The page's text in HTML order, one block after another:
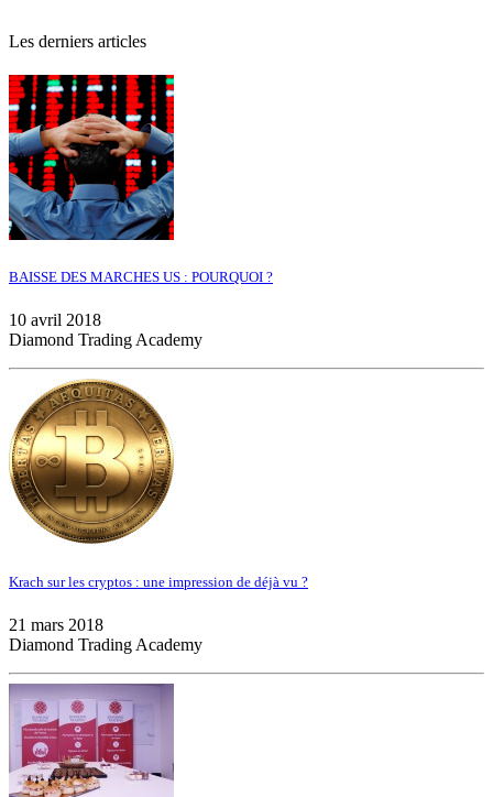
Les derniers articles
BAISSE DES MARCHES US : POURQUOI ?
10 avril 2018
Diamond Trading Academy
Krach sur les cryptos : une impression de déjà vu ?
21 mars 2018
Diamond Trading Academy